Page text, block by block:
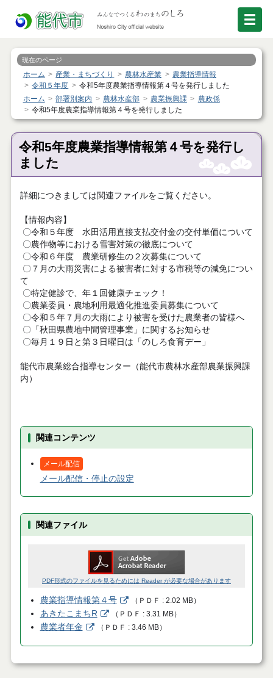
現在のページ
ホーム 産業・まちづくり 農林水産業
農業指導情報
令和５年度
令和5年度農業指導情報第４号を発行しました
ホーム
部署別案内 農林水産部 農業振興課
農政係
令和5年度農業指導情報第４号を発行しました
令和5年度農業指導情報第４号を発行し
ました
詳細につきましては関連ファイルをご覧ください。
【情報内容】
〇令和５年度 水田活用直接支払交付金の交付単価について
〇農作物等における雪害対策の徹底について
〇令和６年度 農業研修生の２次募集について
〇７月の大雨災害による被害者に対する市税等の減免につい
て
〇特定健診で、年１回健康チェック！
〇農業委員・農地利用最適化推進委員募集について
〇令和５年７月の大雨により被害を受けた農業者の皆様へ
〇「秋田県農地中間管理事業」に関するお知らせ
〇毎月１９日と第３日曜日は「のしろ食育デー」
能代市農業総合指導センター（能代市農林水産部農業振興課
内）
関連コンテンツ
メール配信
メール配信・停止の設定
関連ファイル
PDF形式のファイルを見るためには Reader が必要な場合があります
農業指導情報第４号 （ ＰＤＦ 2.02 MB）
あきたこまちR （ ＰＤＦ 3.31 MB）
農業者年金 （ ＰＤＦ 3.46 MB）